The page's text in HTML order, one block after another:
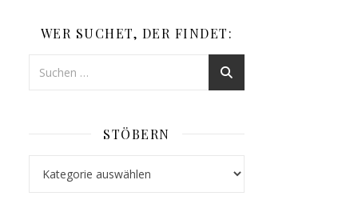
WER SUCHET, DER FINDET:
STÖBERN